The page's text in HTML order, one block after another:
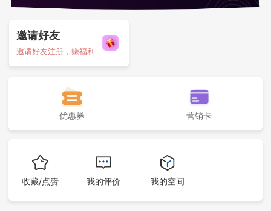
邀请好友
邀请好友注册，赚福利
优惠券 营销卡
收藏/点赞 我的评价 我的空间